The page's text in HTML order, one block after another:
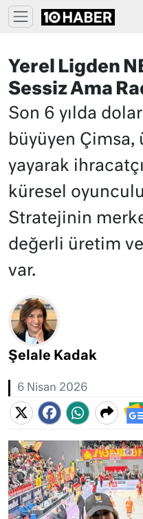
Yerel Ligden
Sessiz Ama
Son 6 yılda
büyüyen Çimsa,
yayarak
küresel
Stratejinin
değerli üretim
var.
Şelale Kadak
6 Nisan 2026